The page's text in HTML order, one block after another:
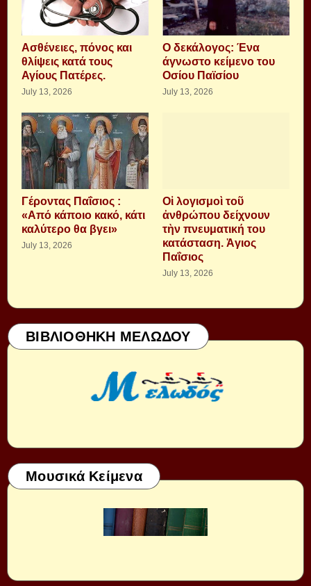
Aσθένειες, πόνος και
θλίψεις κατά τους
Αγίους Πατέρες.
July 13, 2026
Ο δεκάλογος: Ένα
άγνωστο κείμενο του
Οσίου Παϊσίου
July 13, 2026
Γέροντας Παΐσιος :
«Από κάποιο κακό, κάτι
καλύτερο θα βγει»
July 13, 2026
Οἱ λογισμοὶ τοῦ
ἀνθρώπου δείχνουν
τὴν πνευματική του
κατάσταση. Ἁγιος
Παΐσιος
July 13, 2026
ΒΙΒΛΙΟΘΗΚΗ ΜΕΛΩΔΟΥ
Μουσικά Κείμενα